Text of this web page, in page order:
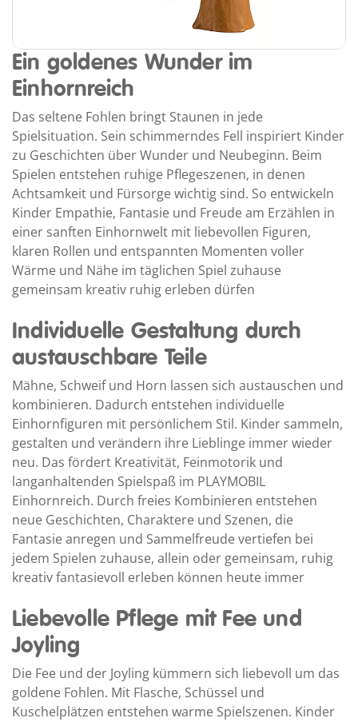
Ein goldenes Wunder im
Einhornreich
Das seltene Fohlen bringt Staunen in jede
Spielsituation. Sein schimmerndes Fell inspiriert Kinder
zu Geschichten über Wunder und Neubeginn. Beim
Spielen entstehen ruhige Pflegeszenen, in denen
Achtsamkeit und Fürsorge wichtig sind. So entwickeln
Kinder Empathie, Fantasie und Freude am Erzählen in
einer sanften Einhornwelt mit liebevollen Figuren,
klaren Rollen und entspannten Momenten voller
Wärme und Nähe im täglichen Spiel zuhause
gemeinsam kreativ ruhig erleben dürfen
Individuelle Gestaltung durch
austauschbare Teile
Mähne, Schweif und Horn lassen sich austauschen und
kombinieren. Dadurch entstehen individuelle
Einhornfiguren mit persönlichem Stil. Kinder sammeln,
gestalten und verändern ihre Lieblinge immer wieder
neu. Das fördert Kreativität, Feinmotorik und
langanhaltenden Spielspaß im PLAYMOBIL
Einhornreich. Durch freies Kombinieren entstehen
neue Geschichten, Charaktere und Szenen, die
Fantasie anregen und Sammelfreude vertiefen bei
jedem Spielen zuhause, allein oder gemeinsam, ruhig
kreativ fantasievoll erleben können heute immer
Liebevolle Pflege mit Fee und
Joyling
Die Fee und der Joyling kümmern sich liebevoll um das
goldene Fohlen. Mit Flasche, Schüssel und
Kuschelplätzen entstehen warme Spielszenen. Kinder